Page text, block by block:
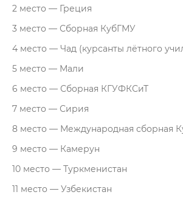
2 место — Греция
3 место — Сборная КубГМУ
4 место — Чад (курсанты лётного
5 место — Мали
6 место — Сборная КГУФКСиТ
7 место — Сирия
8 место — Международная сборная
9 место — Камерун
10 место — Туркменистан
11 место — Узбекистан